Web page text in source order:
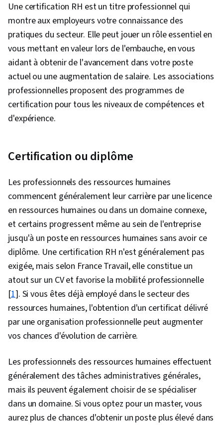
leadership, Renforcement de l'esprit d'équipe,
Stratégie en matière de ressources humaines,
Stratégie organisationnelle, Gestion de la
marque, Leadership et gestion, Gestion
d'équipe, Structure organisationnelle, Diversité
culturelle, Compétence interculturelle,
Empathie et intelligence émotionnelle, Gestion
des conflits, Communication, Développement
Sensibilisation à la diversité, Engagement des
employés, L'innovation, Gestion des risques,
Leadership stratégique, Risque opérationnel,
Analyse opérationnelle, Rédaction de rapports,
Indicateurs clés de performance (ICP),
Contrôles internes, Stratégie commerciale,
Planification des effectifs, Changement
organisationnel, Exécution du plan, Atténuation
des risques, Efficacité organisationnelle,
Développement organisationnel, Ressources
humaines, Influence, Résolution de problèmes
complexes, Psychologie industrielle et
organisationnelle, Initiative et leadership,
Établissement de relations, Adaptabilité,
Notoriété de la marque, Compétences en
matière de motivation, Compétences en
matière de communication verbale,
Communication marketing, Favoriser
l'engagement, Expression orale, Mesure de la
Une certification RH est un titre professionnel qui
montre aux employeurs votre connaissance des
pratiques du secteur. Elle peut jouer un rôle essentiel en
vous mettant en valeur lors de l'embauche, en vous
aidant à obtenir de l'avancement dans votre poste
actuel ou une augmentation de salaire. Les associations
professionnelles proposent des programmes de
certification pour tous les niveaux de compétences et
d'expérience.
Certification ou diplôme
Les professionnels des ressources humaines
commencent généralement leur carrière par une licence
en ressources humaines ou dans un domaine connexe,
et certains progressent même au sein de l'entreprise
jusqu'à un poste en ressources humaines sans avoir ce
diplôme. Une certification RH n'est généralement pas
exigée, mais selon France Travail, elle constitue un
atout sur un CV et favorise la mobilité professionnelle
[1]. Si vous êtes déjà employé dans le secteur des
ressources humaines, l'obtention d'un certificat délivré
par une organisation professionnelle peut augmenter
vos chances d'évolution de carrière.
Les professionnels des ressources humaines effectuent
généralement des tâches administratives générales,
mais ils peuvent également choisir de se spécialiser
dans un domaine. Si vous optez pour un master, vous
aurez plus de chances d'obtenir un poste plus élevé dans